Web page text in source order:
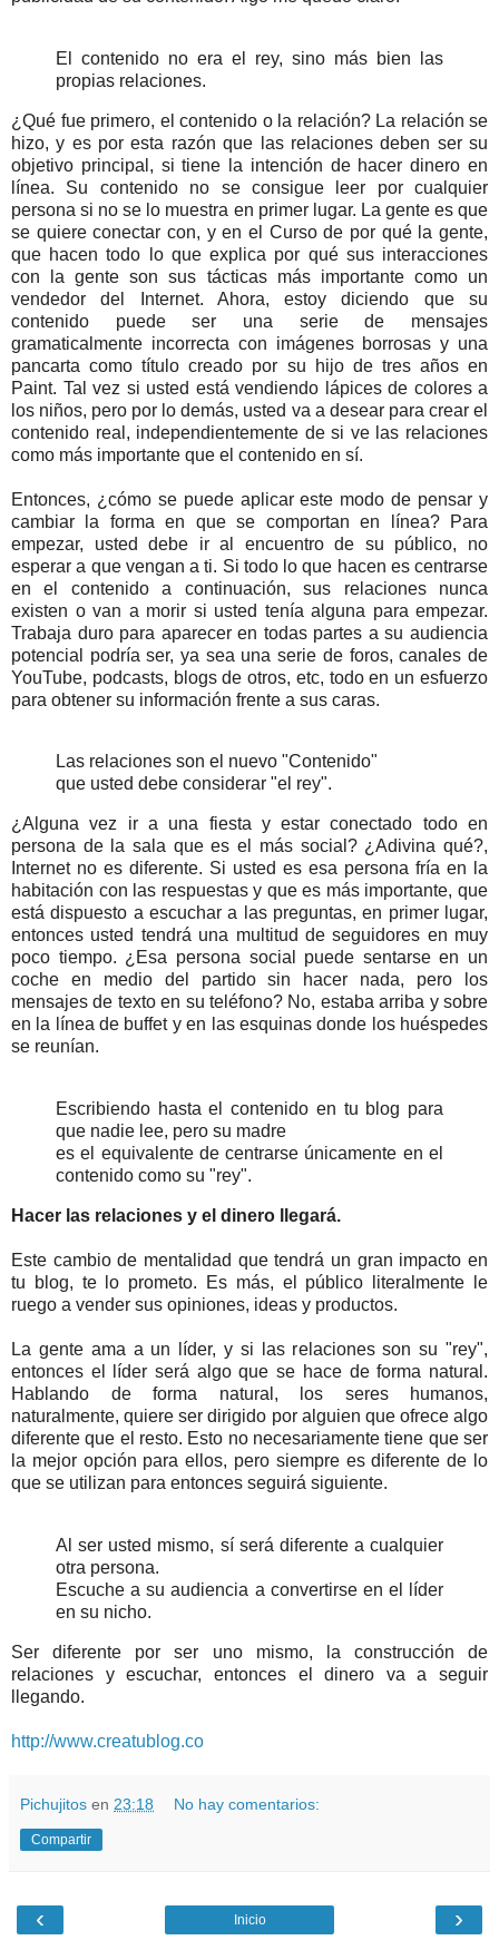
El contenido no era el rey, sino más bien las
propias relaciones.
¿Qué fue primero, el contenido o la relación? La relación se
hizo, y es por esta razón que las relaciones deben ser su
objetivo principal, si tiene la intención de hacer dinero en
línea. Su contenido no se consigue leer por cualquier
persona si no se lo muestra en primer lugar. La gente es que
se quiere conectar con, y en el Curso de por qué la gente,
que hacen todo lo que explica por qué sus interacciones
con la gente son sus tácticas más importante como un
vendedor del Internet. Ahora, estoy diciendo que su
contenido puede ser una serie de mensajes
gramaticalmente incorrecta con imágenes borrosas y una
pancarta como título creado por su hijo de tres años en
Paint. Tal vez si usted está vendiendo lápices de colores a
los niños, pero por lo demás, usted va a desear para crear el
contenido real, independientemente de si ve las relaciones
como más importante que el contenido en sí.
Entonces, ¿cómo se puede aplicar este modo de pensar y
cambiar la forma en que se comportan en línea? Para
empezar, usted debe ir al encuentro de su público, no
esperar a que vengan a ti. Si todo lo que hacen es centrarse
en el contenido a continuación, sus relaciones nunca
existen o van a morir si usted tenía alguna para empezar.
Trabaja duro para aparecer en todas partes a su audiencia
potencial podría ser, ya sea una serie de foros, canales de
YouTube, podcasts, blogs de otros, etc, todo en un esfuerzo
para obtener su información frente a sus caras.
Las relaciones son el nuevo "Contenido"
que usted debe considerar "el rey".
¿Alguna vez ir a una fiesta y estar conectado todo en
persona de la sala que es el más social? ¿Adivina qué?,
Internet no es diferente. Si usted es esa persona fría en la
habitación con las respuestas y que es más importante, que
está dispuesto a escuchar a las preguntas, en primer lugar,
entonces usted tendrá una multitud de seguidores en muy
poco tiempo. ¿Esa persona social puede sentarse en un
coche en medio del partido sin hacer nada, pero los
mensajes de texto en su teléfono? No, estaba arriba y sobre
en la línea de buffet y en las esquinas donde los huéspedes
se reunían.
Escribiendo hasta el contenido en tu blog para
que nadie lee, pero su madre
es el equivalente de centrarse únicamente en el
contenido como su "rey".
Hacer las relaciones y el dinero llegará.
Este cambio de mentalidad que tendrá un gran impacto en
tu blog, te lo prometo. Es más, el público literalmente le
ruego a vender sus opiniones, ideas y productos.
La gente ama a un líder, y si las relaciones son su "rey",
entonces el líder será algo que se hace de forma natural.
Hablando de forma natural, los seres humanos,
naturalmente, quiere ser dirigido por alguien que ofrece algo
diferente que el resto. Esto no necesariamente tiene que ser
la mejor opción para ellos, pero siempre es diferente de lo
que se utilizan para entonces seguirá siguiente.
Al ser usted mismo, sí será diferente a cualquier
otra persona.
Escuche a su audiencia a convertirse en el líder
en su nicho.
Ser diferente por ser uno mismo, la construcción de
relaciones y escuchar, entonces el dinero va a seguir
llegando.
http://www.creatublog.co
Pichujitos en 23:18 No hay comentarios:
Compartir
‹ ›
Inicio